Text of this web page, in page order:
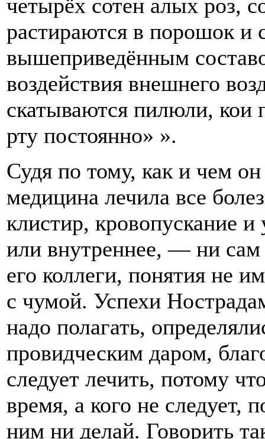
четырёх сотен алых роз,
растираются в порошок и
вышеприведённым
воздействия внешнего
скатываются пилюли, кои
рту постоянно» ».
Судя по тому, как и чем
медицина лечила все
клистир, кровопускание
или внутреннее, — ни
его коллеги, понятия не
с чумой. Успехи
надо полагать,
провидческим даром,
следует лечить, потому
время, а кого не следует,
ним ни делай. Говорить